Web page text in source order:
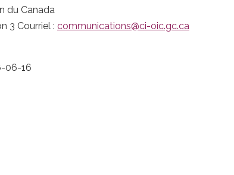
du Canada
3 Courriel : communications@ci-oic.gc.ca
06-16